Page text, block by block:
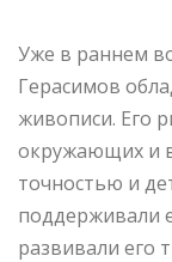
Уже в раннем
Герасимов
живописи. Его
окружающих и
точностью и
поддерживали
развивали его